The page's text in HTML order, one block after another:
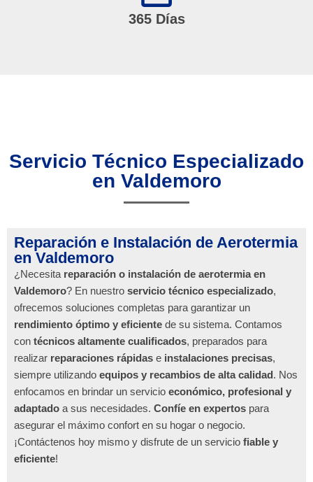
365 Días
Servicio Técnico Especializado
en Valdemoro
Reparación e Instalación de Aerotermia
en Valdemoro
¿Necesita reparación o instalación de aerotermia en
Valdemoro? En nuestro servicio técnico especializado,
ofrecemos soluciones completas para garantizar un
rendimiento óptimo y eficiente de su sistema. Contamos
con técnicos altamente cualificados, preparados para
realizar reparaciones rápidas e instalaciones precisas,
siempre utilizando equipos y recambios de alta calidad. Nos
enfocamos en brindar un servicio económico, profesional y
adaptado a sus necesidades. Confíe en expertos para
asegurar el máximo confort en su hogar o negocio.
¡Contáctenos hoy mismo y disfrute de un servicio fiable y
eficiente!